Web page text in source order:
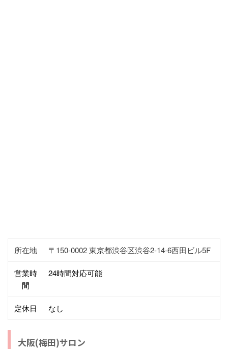
所在地 〒150-0002 東京都渋谷区渋谷2-14-6西田ビル5F
営業時
間
24時間対応可能
定休日 なし
大阪(梅田)サロン